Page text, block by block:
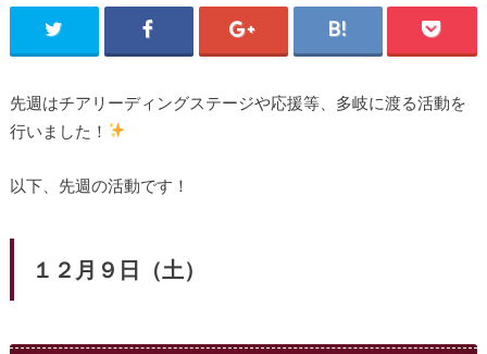
先週はチアリーディングステージや応援等、多岐に渡る活動を
行いました！
以下、先週の活動です！
１２月９日（土）